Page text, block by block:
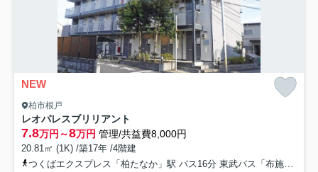
NEW
柏市根戸
レオパレスブリリアント
7.8万円～8万円 管理/共益費8,000円
20.81㎡ (1K) /築17年 /4階建
つくばエクスプレス「柏たなか」駅 バス16分 東武バス「布施入口」 停歩1分